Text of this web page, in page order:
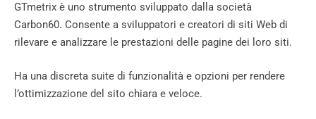
GTmetrix è uno strumento sviluppato dalla società
Carbon60. Consente a sviluppatori e creatori di siti Web di
rilevare e analizzare le prestazioni delle pagine dei loro siti.
Ha una discreta suite di funzionalità e opzioni per rendere
l’ottimizzazione del sito chiara e veloce.